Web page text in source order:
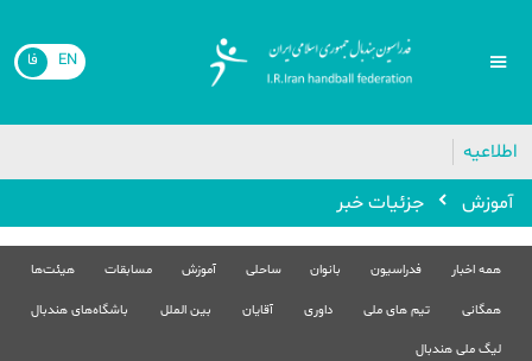
EN فا
اطلاعیه
آموزش
جزئیات خبر
همه اخبار فدراسیون بانوان ساحلی آموزش مسابقات هیئت‌ها
همگانی تیم های ملی داوری آقایان بین الملل باشگاه‌های هندبال
لیگ ملی هندبال